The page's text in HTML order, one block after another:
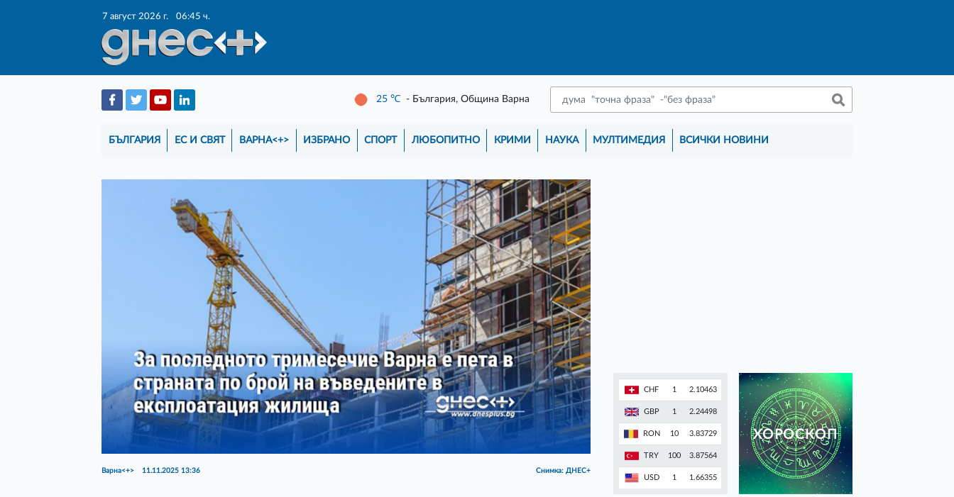
7 август 2026 г. 06:45 ч.
25 ℃ - България, Община Варна
БЪЛГАРИЯ ЕС И СВЯТ ВАРНА<+> ИЗБРАНО СПОРТ ЛЮБОПИТНО КРИМИ НАУКА МУЛТИМЕДИЯ ВСИЧКИ НОВИНИ
Варна<+> 11.11.2025 13:36 Снимка: ДНЕС+
CHF 1 2.10463
GBP 1 2.24498
RON 10 3.83729
TRY 100 3.87564
USD 1 1.66355
ХОРОСКОП